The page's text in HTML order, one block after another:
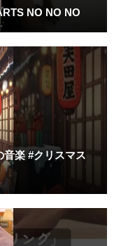
NO NO NO
楽 #クリスマス